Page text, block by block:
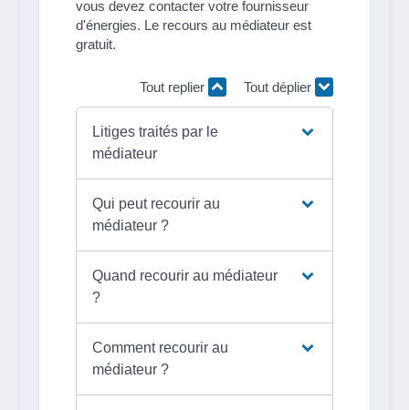
vous devez contacter votre fournisseur
d'énergies. Le recours au médiateur est
gratuit.
Tout replier Tout déplier
Litiges traités par le
médiateur
Qui peut recourir au
médiateur ?
Quand recourir au médiateur
?
Comment recourir au
médiateur ?